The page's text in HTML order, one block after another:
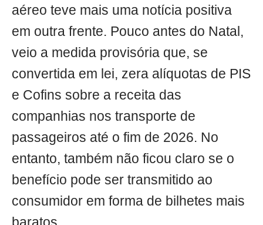
aéreo teve mais uma notícia positiva
em outra frente. Pouco antes do Natal,
veio a medida provisória que, se
convertida em lei, zera alíquotas de PIS
e Cofins sobre a receita das
companhias nos transporte de
passageiros até o fim de 2026. No
entanto, também não ficou claro se o
benefício pode ser transmitido ao
consumidor em forma de bilhetes mais